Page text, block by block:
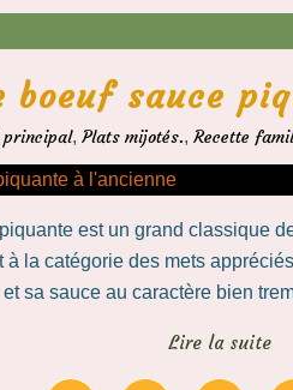
boeuf sauce
principal, Plats mijotés., Recette
est un grand classique
à la catégorie des mets
et sa sauce au caractère bien
Lire la suite